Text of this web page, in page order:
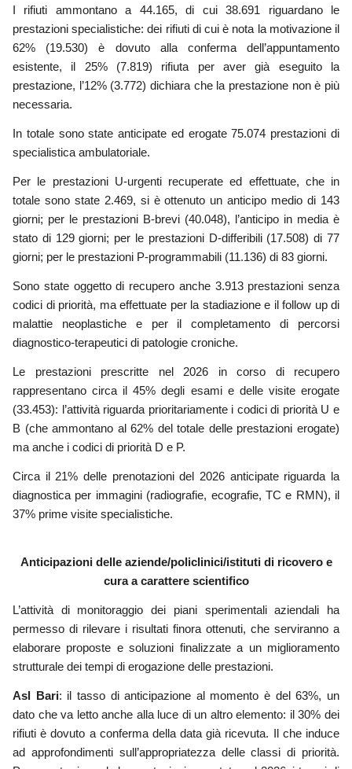
I rifiuti ammontano a 44.165, di cui 38.691 riguardano le
prestazioni specialistiche: dei rifiuti di cui è nota la motivazione il
62% (19.530) è dovuto alla conferma dell’appuntamento
esistente, il 25% (7.819) rifiuta per aver già eseguito la
prestazione, l’12% (3.772) dichiara che la prestazione non è più
necessaria.
In totale sono state anticipate ed erogate 75.074 prestazioni di
specialistica ambulatoriale.
Per le prestazioni U-urgenti recuperate ed effettuate, che in
totale sono state 2.469, si è ottenuto un anticipo medio di 143
giorni; per le prestazioni B-brevi (40.048), l’anticipo in media è
stato di 129 giorni; per le prestazioni D-differibili (17.508) di 77
giorni; per le prestazioni P-programmabili (11.136) di 83 giorni.
Sono state oggetto di recupero anche 3.913 prestazioni senza
codici di priorità, ma effettuate per la stadiazione e il follow up di
malattie neoplastiche e per il completamento di percorsi
diagnostico-terapeutici di patologie croniche.
Le prestazioni prescritte nel 2026 in corso di recupero
rappresentano circa il 45% degli esami e delle visite erogate
(33.453): l’attività riguarda prioritariamente i codici di priorità U e
B (che ammontano al 62% del totale delle prestazioni erogate)
ma anche i codici di priorità D e P.
Circa il 21% delle prenotazioni del 2026 anticipate riguarda la
diagnostica per immagini (radiografie, ecografie, TC e RMN), il
37% prime visite specialistiche.
Anticipazioni delle aziende/policlinici/istituti di ricovero e
cura a carattere scientifico
L’attività di monitoraggio dei piani sperimentaliaziendali ha
permesso di rilevare i risultati finora ottenuti, che serviranno a
elaborare proposte e soluzioni finalizzate a un miglioramento
strutturale dei tempi di erogazione delle prestazioni.
Asl Bari: il tasso di anticipazione al momento è del 63%, un
dato che va letto anche alla luce di un altro elemento: il 30% dei
rifiuti è dovuto a conferma della data già ricevuta. Il che induce
ad approfondimenti sull’appropriatezza delle classi di priorità.